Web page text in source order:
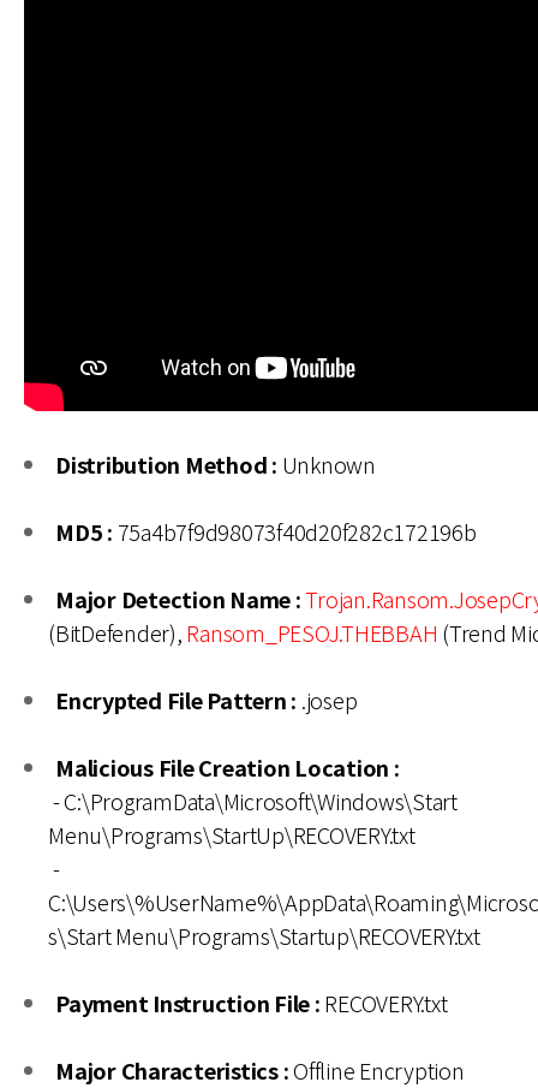
Distribution Method : Unknown
MD5 : 75a4b7f9d98073f40d20f282c172196b
Major Detection Name :
(BitDefender),Ransom_PESOJ.THEBBAH (Trend
Encrypted File Pattern : .josep
Malicious File Creation Location :
- C:\ProgramData\Microsoft\Windows\Start
Menu\Programs\StartUp\RECOVERY.txt
-
s\Start Menu\Programs\Startup\RECOVERY.txt
Payment Instruction File :RECOVERY.txt
Major Characteristics :Offline Encryption